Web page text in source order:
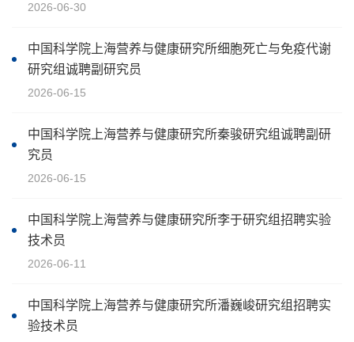
2026-06-30
中国科学院上海营养与健康研究所细胞死亡与免疫代谢
研究组诚聘副研究员
2026-06-15
中国科学院上海营养与健康研究所秦骏研究组诚聘副研
究员
2026-06-15
中国科学院上海营养与健康研究所李于研究组招聘实验
技术员
2026-06-11
中国科学院上海营养与健康研究所潘巍峻研究组招聘实
验技术员